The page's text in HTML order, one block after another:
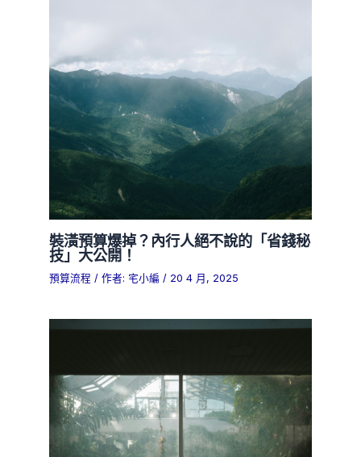
裝潢預算爆掉？內行人絕不說的「省錢秘
技」大公開！
預算流程 / 作者: 宅小編 / 20 4 月, 2025